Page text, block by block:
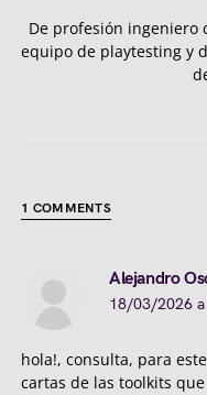
De profesión ingeniero
equipo de playtesting y
1 COMMENTS
Alejandro
18/03/2026
hola!, consulta, para
cartas de las toolkits